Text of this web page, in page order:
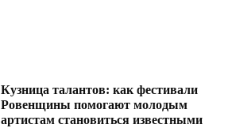
Кузница талантов: как фестивали
Ровенщины помогают молодым
артистам становиться известными